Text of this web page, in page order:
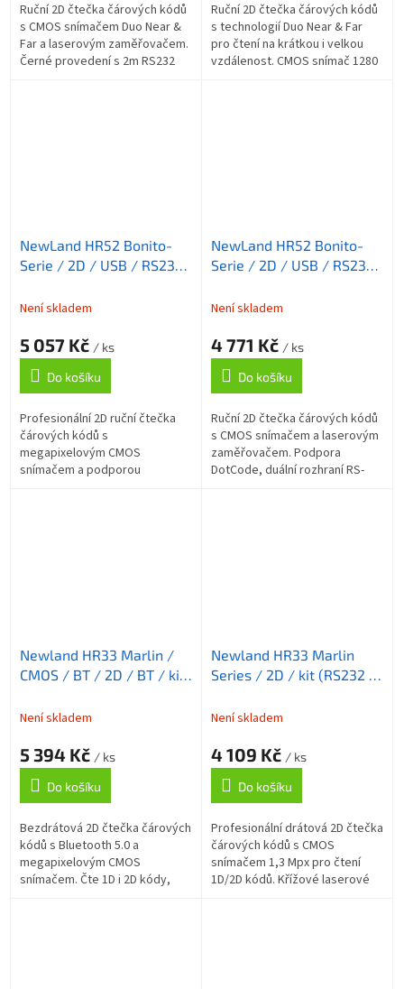
Ruční 2D čtečka čárových kódů
s CMOS snímačem Duo Near &
Far a laserovým zaměřovačem.
Černé provedení s 2m RS232
Ruční 2D čtečka čárových kódů
s technologií Duo Near & Far
pro čtení na krátkou i velkou
vzdálenost. CMOS snímač 1280
NewLand HR52 Bonito-
Serie / 2D / USB / RS232
černá
Není skladem
5 057 Kč / ks
Do košíku
Profesionální 2D ruční čtečka
čárových kódů s
megapixelovým CMOS
snímačem a podporou
NewLand HR52 Bonito-
Serie / 2D / USB / RS232
černá
Není skladem
4 771 Kč / ks
Do košíku
Ruční 2D čtečka čárových kódů
s CMOS snímačem a laserovým
zaměřovačem. Podpora
DotCode, duální rozhraní RS-
Newland HR33 Marlin /
CMOS / BT / 2D / BT / kit
Není skladem
5 394 Kč / ks
Do košíku
Bezdrátová 2D čtečka čárových
kódů s Bluetooth 5.0 a
megapixelovým CMOS
snímačem. Čte 1D i 2D kódy,
Newland HR33 Marlin
Series / 2D / kit (RS232 /
Není skladem
4 109 Kč / ks
Do košíku
Profesionální drátová 2D čtečka
čárových kódů s CMOS
snímačem 1,3 Mpx pro čtení
1D/2D kódů. Křížové laserové